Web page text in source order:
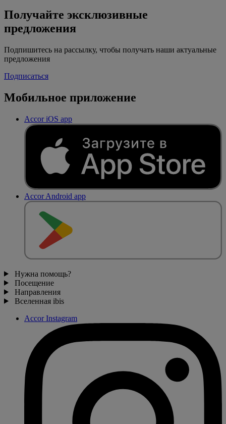
Получайте эксклюзивные
предложения
Подпишитесь на рассылку, чтобы получать наши актуальные
предложения
Подписаться
Мобильное приложение
Accor iOS app
Accor Android app
Нужна помощь?
Посещение
Направления
Вселенная ibis
Accor Instagram